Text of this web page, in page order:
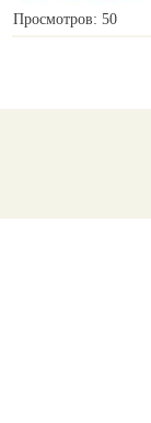
Просмотров: 50